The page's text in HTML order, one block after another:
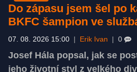
Do zápasu jsem šel po
BKFC šampion ve
07. 08. 2026 15:00 Erik Ivan 0
Josef Hála popsal, jak se
jeho životní styl z velkého